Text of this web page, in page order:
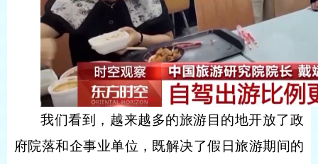
我们看到，越来越多的旅游目的地开放了政
府院落和企事业单位，既解决了假日旅游期间的